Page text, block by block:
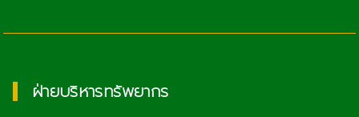
ฝ่ายบริหารทรัพยากร